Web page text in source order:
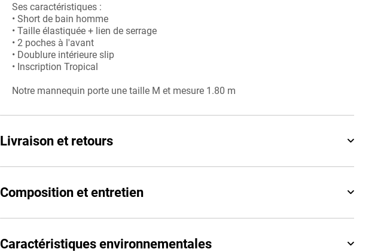
Ses caractéristiques :
• Short de bain homme
• Taille élastiquée + lien de serrage
• 2 poches à l'avant
• Doublure intérieure slip
• Inscription Tropical
Notre mannequin porte une taille M et mesure 1.80 m
Livraison et retours
Composition et entretien
Caractéristiques environnementales